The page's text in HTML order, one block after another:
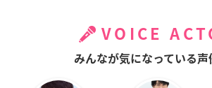
VOICE
みんなが気になっている声